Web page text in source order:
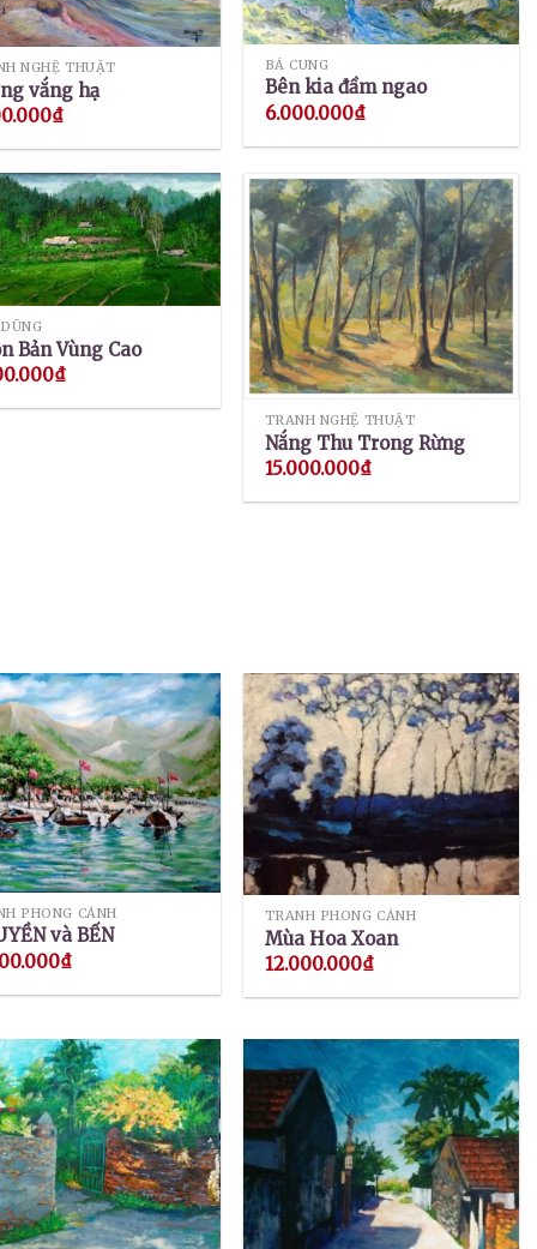
NGHỆ THUẬT
vắng hạ
₫
BÁ CUNG
Bên kia đầm ngao
6.000.000₫
Bản Vùng Cao
₫
TRANH NGHỆ THUẬT
Nắng Thu Trong Rừng
15.000.000₫
PHONG CẢNH
và BẾN
₫
TRANH PHONG CẢNH
Mùa Hoa Xoan
12.000.000₫